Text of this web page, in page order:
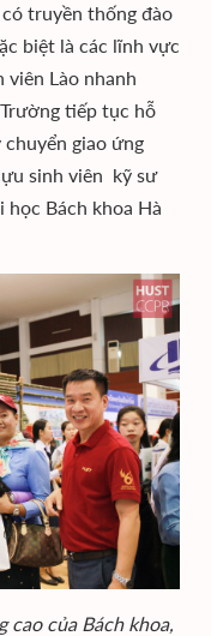
truyền thống đào
biệt là các lĩnh vực
viên Lào nhanh
tiếp tục hỗ
giao ứng
sinh viên kỹ sư
học Bách khoa Hà
cao của Bách khoa,